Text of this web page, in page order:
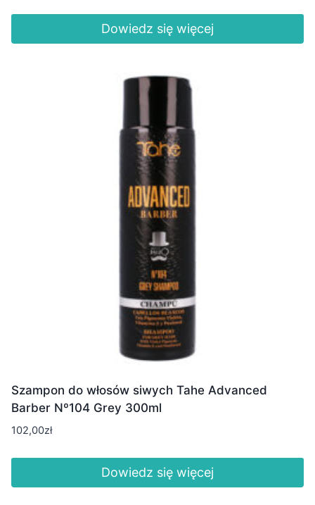
Dowiedz się więcej
Szampon do włosów siwych Tahe Advanced
Barber Nº104 Grey 300ml
102,00zł
Dowiedz się więcej